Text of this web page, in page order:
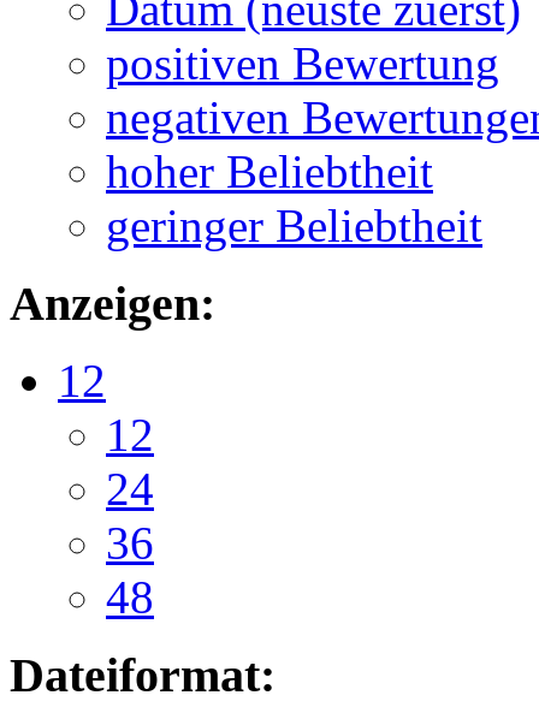
positiven Bewertung
negativen
hoher Beliebtheit
geringer Beliebtheit
Anzeigen:
12
12
24
36
48
Dateiformat: